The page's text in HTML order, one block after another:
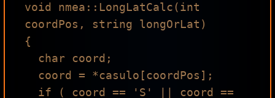
void nmea::LongLatCalc(int
coordPos, string longOrLat)
{